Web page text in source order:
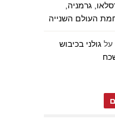
גרמניה,
העולם השנייה
על גולני בכיבוש